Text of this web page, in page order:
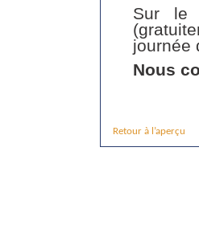
Sur le
journée
Nous
Retour à l’aperçu